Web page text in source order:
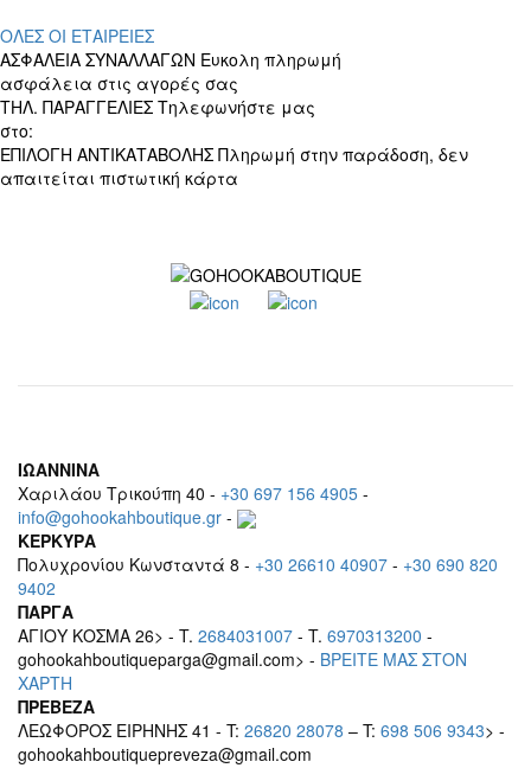
ΟΛΕΣ ΟΙ ΕΤΑΙΡΕΙΕΣ
ΑΣΦΑΛΕΙΑ ΣΥΝΑΛΛΑΓΩΝ Ευκολη πληρωμή
ασφάλεια στις αγορές σας
ΤΗΛ. ΠΑΡΑΓΓΕΛΙΕΣ Τηλεφωνήστε μας
στο:
ΕΠΙΛΟΓΗ ΑΝΤΙΚΑΤΑΒΟΛΗΣ Πληρωμή στην παράδοση, δεν
απαιτείται πιστωτική κάρτα
ΙΩΑΝΝΙΝΑ
Χαριλάου Τρικούπη 40 - +30 697 156 4905 -
info@gohookahboutique.gr -
ΚΕΡΚΥΡΑ
Πολυχρονίου Κωνσταντά 8 - +30 26610 40907 - +30 690 820
9402
ΠΑΡΓΑ
ΑΓΙΟΥ ΚΟΣΜΑ 26> - T. 2684031007 - T. 6970313200 -
gohookahboutiqueparga@gmail.com> - BΡEITE MAΣ ΣΤΟΝ
ΧΑΡΤΗ
ΠΡΕΒΕΖΑ
ΛΕΩΦΟΡΟΣ ΕΙΡΗΝΗΣ 41 - T: 26820 28078 – T: 698 506 9343> -
gohookahboutiquepreveza@gmail.com